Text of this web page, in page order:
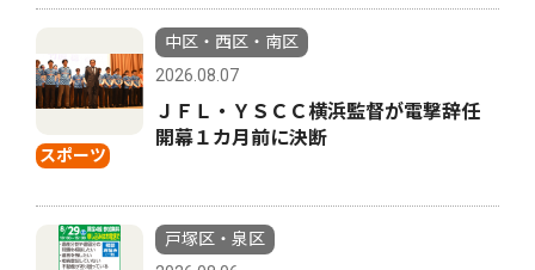
スポーツ
中区・西区・南区
2026.08.07
ＪＦＬ・ＹＳＣＣ横浜監督が電撃辞任
開幕１カ月前に決断
戸塚区・泉区